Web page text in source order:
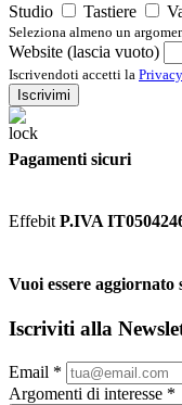
Studio
Tastiere
Seleziona almeno un
Website (lascia vuoto)
Iscrivendoti accetti la
Iscrivimi
Pagamenti sicuri
Effebit P.IVA
Vuoi essere aggiornato
Iscriviti alla
Email *
Argomenti di interesse *